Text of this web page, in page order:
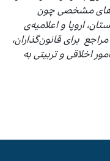
مشخصی چون
اروپا و اعلامیه‌ی
برای قانون‌گذاران،
اخلاقی و تربیتی به